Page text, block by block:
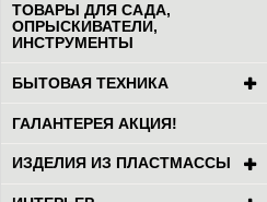
ТОВАРЫ ДЛЯ САДА,
ОПРЫСКИВАТЕЛИ,
ИНСТРУМЕНТЫ
БЫТОВАЯ ТЕХНИКА
ГАЛАНТЕРЕЯ АКЦИЯ!
ИЗДЕЛИЯ ИЗ ПЛАСТМАССЫ